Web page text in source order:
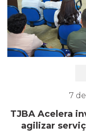
7
TJBA Acelera
agilizar